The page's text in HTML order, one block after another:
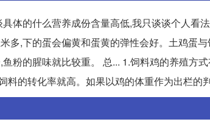
体的什么营养成份含量高低,我只谈谈个人看
多,下的蛋会偏黄和蛋黄的弹性会好。土鸡蛋
粉的腥味就比较重。 总... 1.饲料鸡的养殖方
的转化率就高。如果以鸡的体重作为出栏的